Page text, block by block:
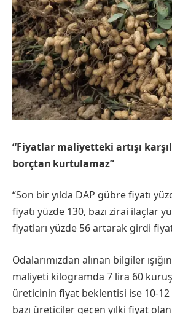
“Fiyatlar maliyetteki artışı
borçtan kurtulamaz”
​“Son bir yılda DAP gübre fiyatı
fiyatı yüzde 130, bazı zirai ilaçlar
fiyatları yüzde 56 artarak girdi
​Odalarımızdan alınan bilgiler
maliyeti kilogramda 7 lira 60
üreticinin fiyat beklentisi ise 10-
bazı üreticiler geçen yılki fiyat